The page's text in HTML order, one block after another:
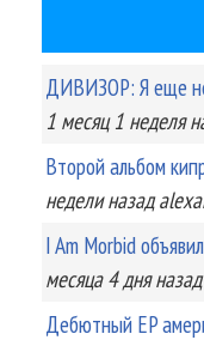
ДИВИЗОР: Я еще
1 месяц 1 неделя
Второй альбом
неделиназад
I Am Morbid
месяца 4 дняназад
Дебютный EP